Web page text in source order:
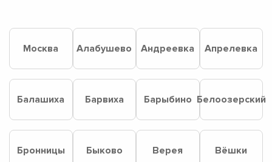
Москва Алабушево Андреевка Апрелевка
Балашиха Барвиха Барыбино Белоозерский
Бронницы Быково Верея Вёшки